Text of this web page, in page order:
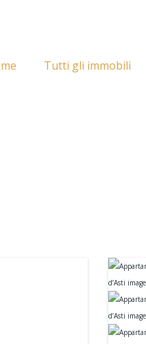
Tutti gli immobili